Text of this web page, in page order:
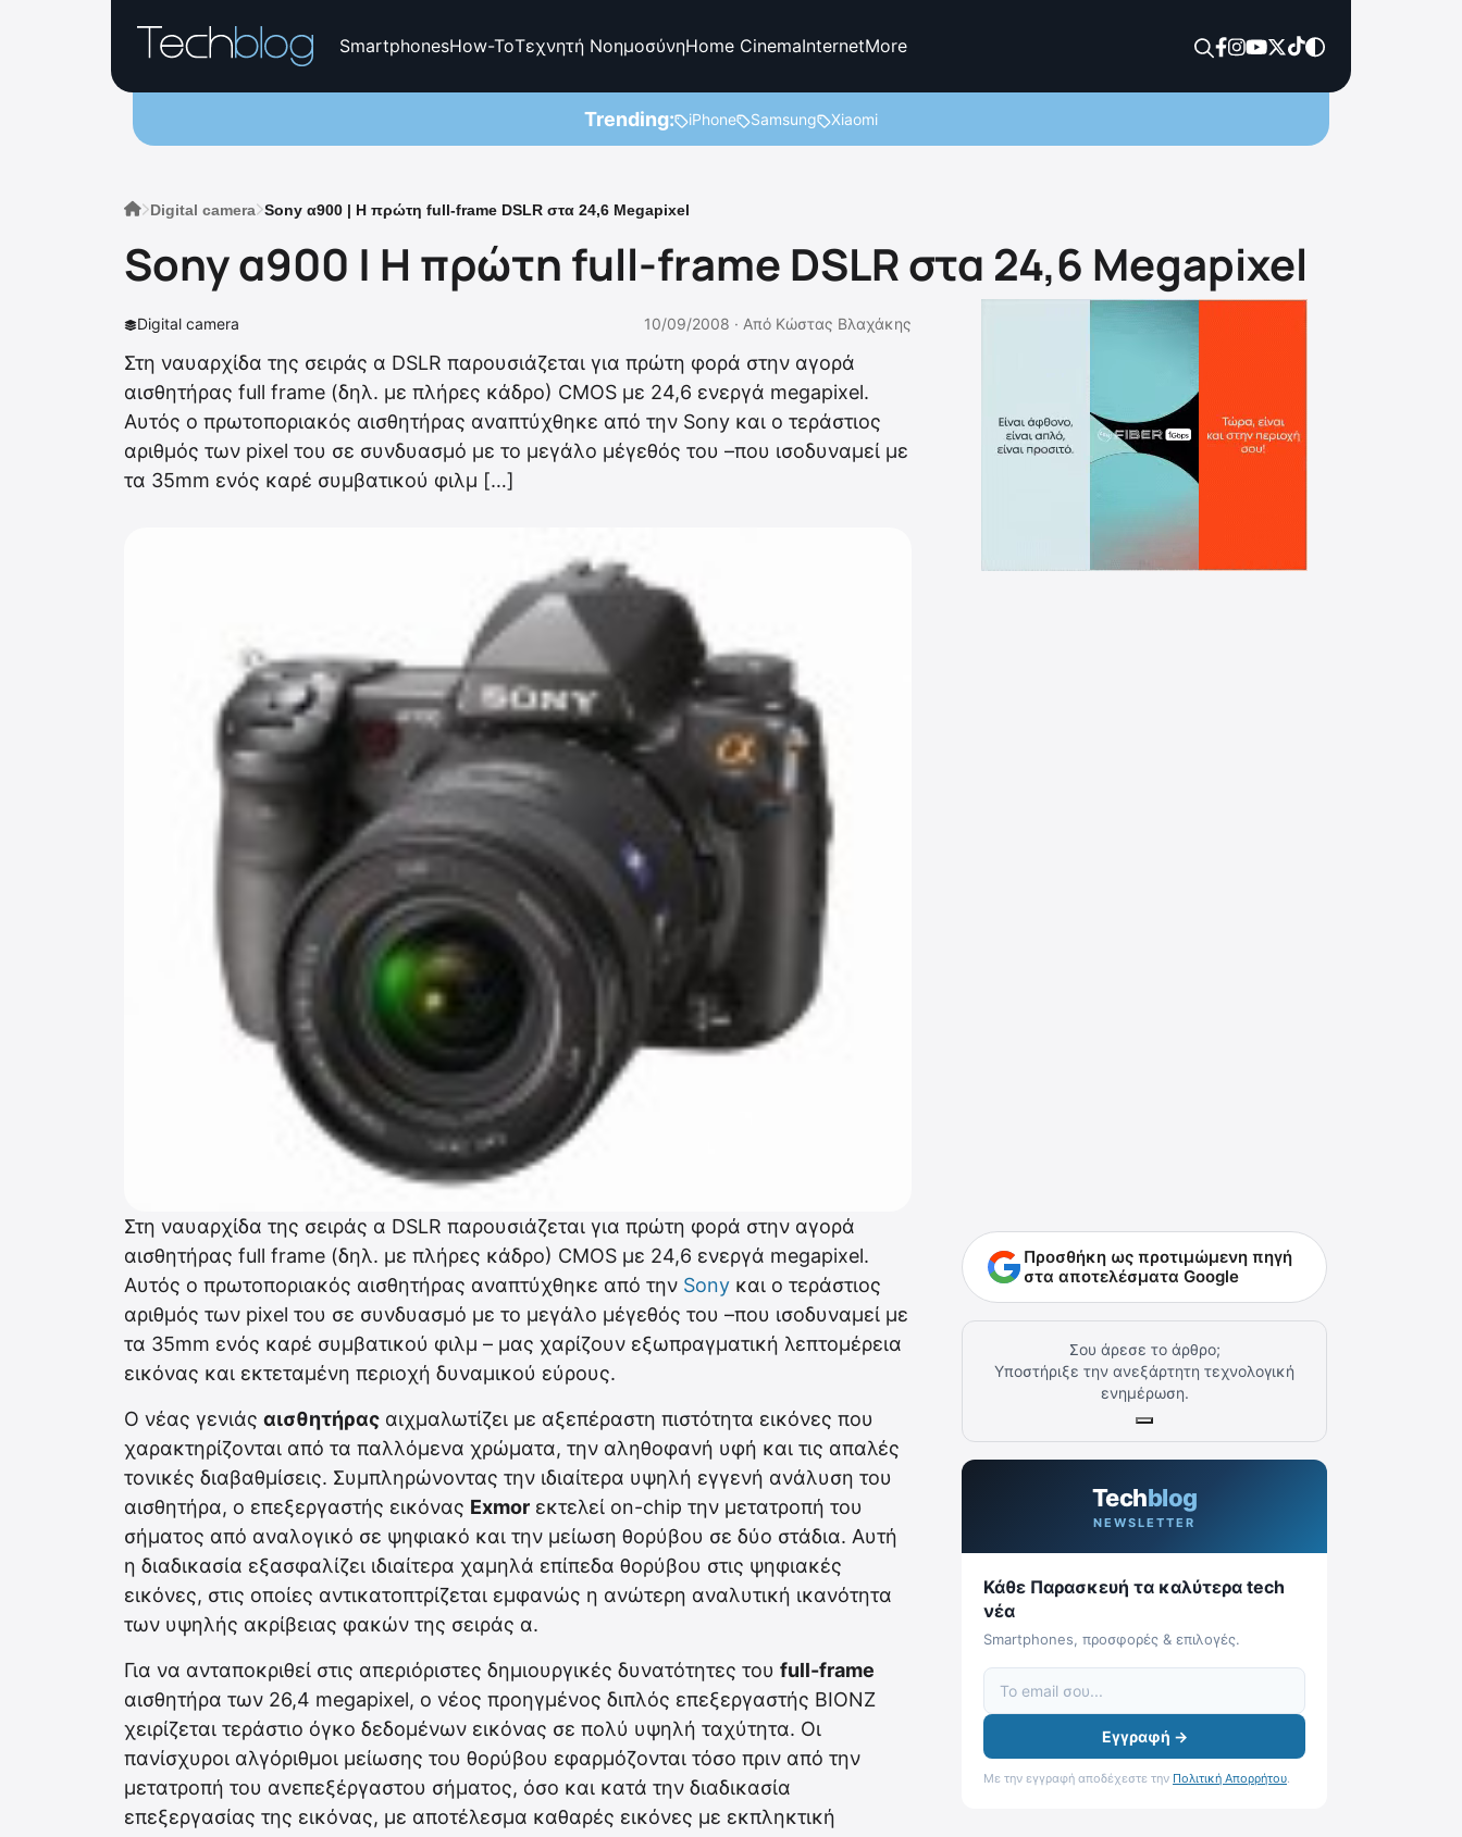
SmartphonesHow-ToΤεχνητή ΝοημοσύνηHome CinemaInternetMore
Trending: iPhone Samsung Xiaomi
Digital camera Sony α900 | Η πρώτη full-frame DSLR στα 24,6 Megapixel
Sony α900 | Η πρώτη full-frame DSLR στα 24,6 Megapixel
Digital camera 10/09/2008 · Από Κώστας Βλαχάκης
Στη ναυαρχίδα της σειράς α DSLR παρουσιάζεται για πρώτη φορά στην αγορά
αισθητήρας full frame (δηλ. με πλήρες κάδρο) CMOS με 24,6 ενεργά megapixel.
Αυτός ο πρωτοποριακός αισθητήρας αναπτύχθηκε από την Sony και ο τεράστιος
αριθμός των pixel του σε συνδυασμό με το μεγάλο μέγεθός του –που ισοδυναμεί με
τα 35mm ενός καρέ συμβατικού φιλμ […]
Στη ναυαρχίδα της σειράς α DSLR παρουσιάζεται για πρώτη φορά στην αγορά
αισθητήρας full frame (δηλ. με πλήρες κάδρο) CMOS με 24,6 ενεργά megapixel.
Αυτός ο πρωτοποριακός αισθητήρας αναπτύχθηκε από την Sony και ο τεράστιος
αριθμός των pixel του σε συνδυασμό με το μεγάλο μέγεθός του –που ισοδυναμεί με
τα 35mm ενός καρέ συμβατικού φιλμ – μας χαρίζουν εξωπραγματική λεπτομέρεια
εικόνας και εκτεταμένη περιοχή δυναμικού εύρους.
Ο νέας γενιάς αισθητήρας αιχμαλωτίζει με αξεπέραστη πιστότητα εικόνες που
χαρακτηρίζονται από τα παλλόμενα χρώματα, την αληθοφανή υφή και τις απαλές
τονικές διαβαθμίσεις. Συμπληρώνοντας την ιδιαίτερα υψηλή εγγενή ανάλυση του
αισθητήρα, ο επεξεργαστής εικόνας Exmor εκτελεί on-chip την μετατροπή του
σήματος από αναλογικό σε ψηφιακό και την μείωση θορύβου σε δύο στάδια. Αυτή
η διαδικασία εξασφαλίζει ιδιαίτερα χαμηλά επίπεδα θορύβου στις ψηφιακές
εικόνες, στις οποίες αντικατοπτρίζεται εμφανώς η ανώτερη αναλυτική ικανότητα
των υψηλής ακρίβειας φακών της σειράς α.
Για να ανταποκριθεί στις απεριόριστες δημιουργικές δυνατότητες του full-frame
αισθητήρα των 26,4 megapixel, ο νέος προηγμένος διπλός επεξεργαστής BIONZ
χειρίζεται τεράστιο όγκο δεδομένων εικόνας σε πολύ υψηλή ταχύτητα. Οι
πανίσχυροι αλγόριθμοι μείωσης του θορύβου εφαρμόζονται τόσο πριν από την
μετατροπή του ανεπεξέργαστου σήματος, όσο και κατά την διαδικασία
επεξεργασίας της εικόνας, με αποτέλεσμα καθαρές εικόνες με εκπληκτική
Προσθήκη ως προτιμώμενη πηγή
στα αποτελέσματα Google
Σου άρεσε το άρθρο;
Υποστήριξε την ανεξάρτητη τεχνολογική
ενημέρωση.
Techblog
NEWSLETTER
Κάθε Παρασκευή τα καλύτερα tech
νέα
Smartphones, προσφορές & επιλογές.
Εγγραφή →
Με την εγγραφή αποδέχεστε την Πολιτική Απορρήτου.